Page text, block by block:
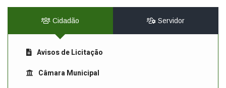
Cidadão Servidor
Avisos de Licitação
Câmara Municipal